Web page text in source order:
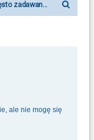
urazie rdzenia kręgowego
zadawane pytania
ale nie mogę się